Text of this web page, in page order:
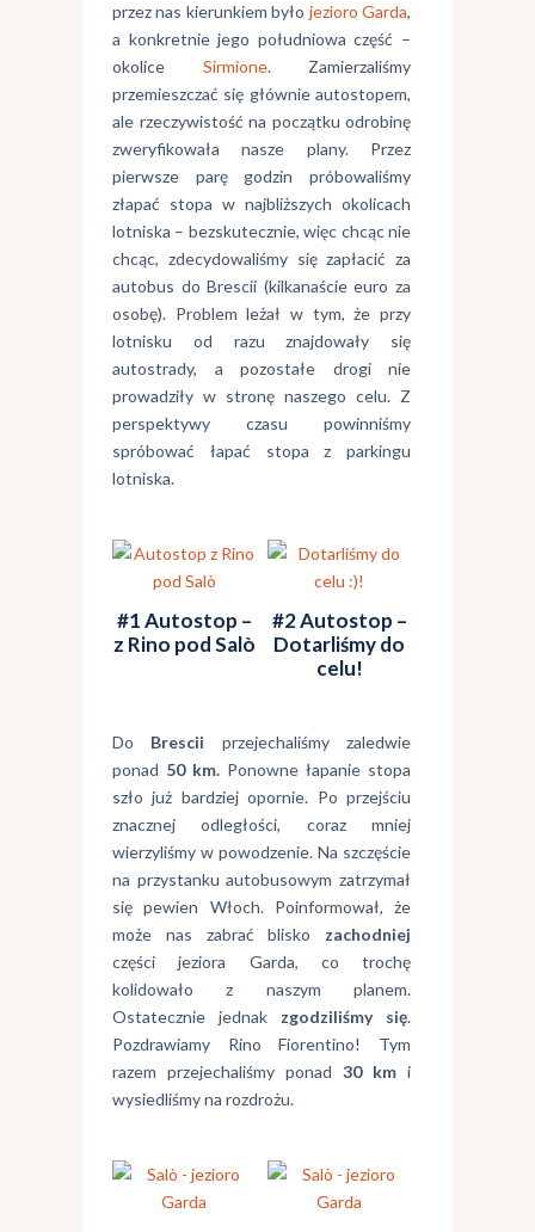
przez nas kierunkiem było jezioro Garda,
a konkretnie jego południowa część –
okolice Sirmione. Zamierzaliśmy
przemieszczać się głównie autostopem,
ale rzeczywistość na początku odrobinę
zweryfikowała nasze plany. Przez
pierwsze parę godzin próbowaliśmy
złapać stopa w najbliższych okolicach
lotniska – bezskutecznie, więc chcąc nie
chcąc, zdecydowaliśmy się zapłacić za
autobus do Brescii (kilkanaście euro za
osobę). Problem leżał w tym, że przy
lotnisku od razu znajdowały się
autostrady, a pozostałe drogi nie
prowadziły w stronę naszego celu. Z
perspektywy czasu powinniśmy
spróbować łapać stopa z parkingu
lotniska.
#1 Autostop –
z Rino pod Salò
#2 Autostop –
Dotarliśmy do
celu!
Do Brescii przejechaliśmy zaledwie
ponad 50 km. Ponowne łapanie stopa
szło już bardziej opornie. Po przejściu
znacznej odległości, coraz mniej
wierzyliśmy w powodzenie. Na szczęście
na przystanku autobusowym zatrzymał
się pewien Włoch. Poinformował, że
może nas zabrać blisko zachodniej
części jeziora Garda, co trochę
kolidowało z naszym planem.
Ostatecznie jednak zgodziliśmy się.
Pozdrawiamy Rino Fiorentino! Tym
razem przejechaliśmy ponad 30 km i
wysiedliśmy na rozdrożu.